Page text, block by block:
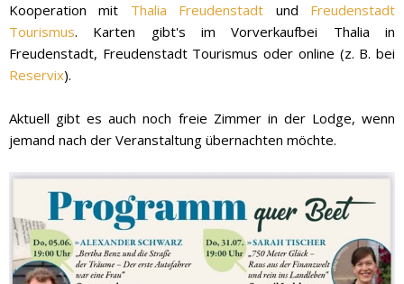
Kooperation mit Thalia Freudenstadt und Freudenstadt
Tourismus. Karten gibt's im Vorverkaufbei Thalia in
Freudenstadt, Freudenstadt Tourismus oder online (z. B. bei
Reservix).
Aktuell gibt es auch noch freie Zimmer in der Lodge, wenn
jemand nach der Veranstaltung übernachten möchte.